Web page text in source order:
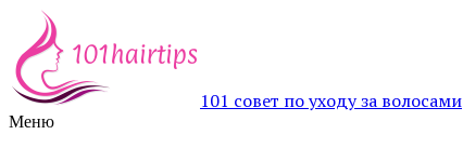
101 совет по уходу за волосами
Меню